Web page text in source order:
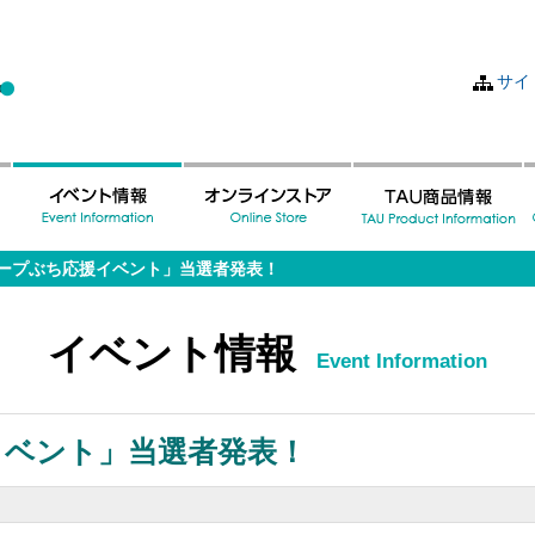
サイ
プぶち応援イベント」当選者発表！
イベント情報 Event Information
ント」当選者発表！